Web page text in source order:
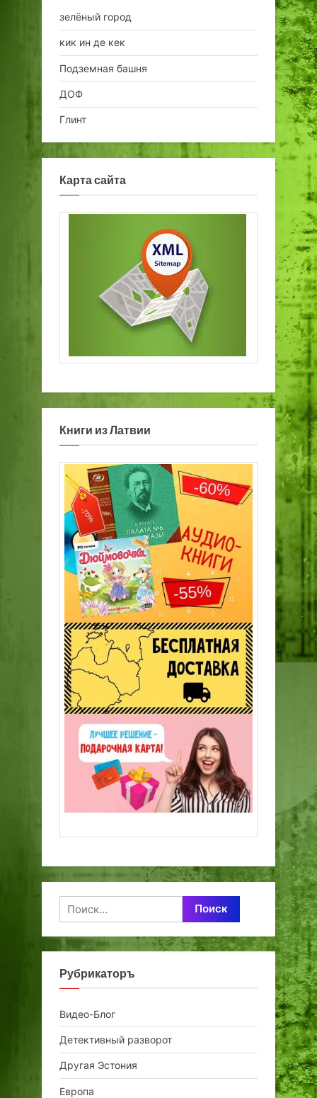
зелёный город
кик ин де кек
Подземная башня
ДОФ
Глинт
Карта сайта
Книги из Латвии
Найти:
Рубрикаторъ
Видео-Блог
Детективный разворот
Другая Эстония
Европа